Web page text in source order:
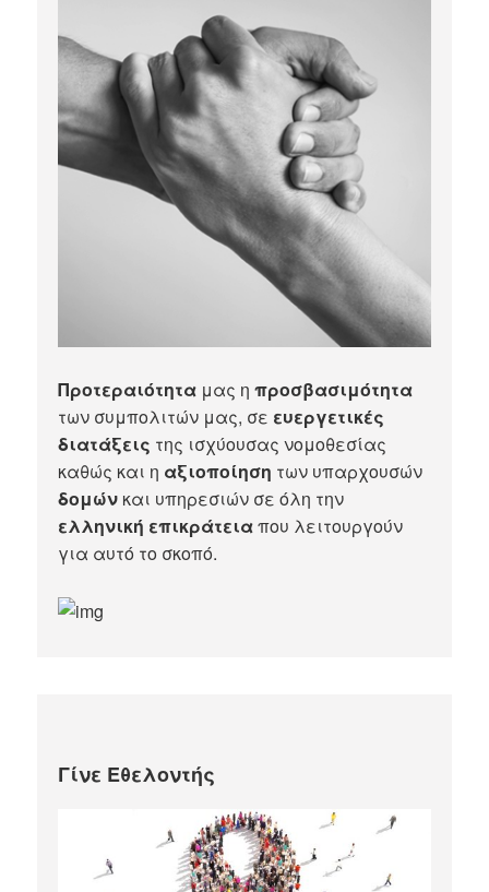
Προτεραιότητα μας ηπροσβασιμότητα
των συμπολιτών μας, σε ευεργετικές
διατάξεις της ισχύουσας νομοθεσίας
καθώς και η αξιοποίηση των υπαρχουσών
δομών και υπηρεσιών σε όλη την
ελληνική επικράτειαπου λειτουργούν
για αυτό το σκοπό.​
Γίνε Εθελοντής